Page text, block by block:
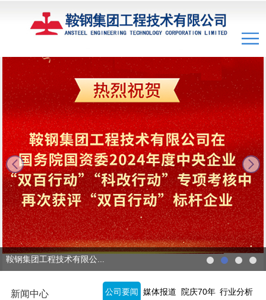
next
鞍钢集团工程技术有限公...
新闻中心 公司要闻 媒体报道 院庆70年 行业分析